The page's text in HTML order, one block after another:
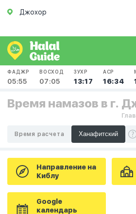
Джохор
ФАДЖР
05:55
ВОСХОД
07:05
ЗУХР
13:17
АСР
16:34
Время намазов в г.
Время расчета
Направление на
Киблу
Google
календарь